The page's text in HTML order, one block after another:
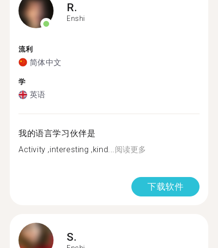
R.
Enshi
流利
简体中文
学
英语
我的语言学习伙伴是
Activity ,interesting ,kind...阅读更多
下载软件
S.